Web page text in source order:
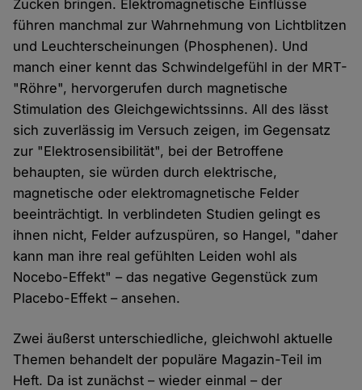
Zucken bringen. Elektromagnetische Einflüsse
führen manchmal zur Wahrnehmung von Lichtblitzen
und Leuchterscheinungen (Phosphenen). Und
manch einer kennt das Schwindelgefühl in der MRT-
"Röhre", hervorgerufen durch magnetische
Stimulation des Gleichgewichtssinns. All des lässt
sich zuverlässig im Versuch zeigen, im Gegensatz
zur "Elektrosensibilität", bei der Betroffene
behaupten, sie würden durch elektrische,
magnetische oder elektromagnetische Felder
beeinträchtigt. In verblindeten Studien gelingt es
ihnen nicht, Felder aufzuspüren, so Hangel, "daher
kann man ihre real gefühlten Leiden wohl als
Nocebo-Effekt" – das negative Gegenstück zum
Placebo-Effekt – ansehen.
Zwei äußerst unterschiedliche, gleichwohl aktuelle
Themen behandelt der populäre Magazin-Teil im
Heft. Da ist zunächst – wieder einmal – der